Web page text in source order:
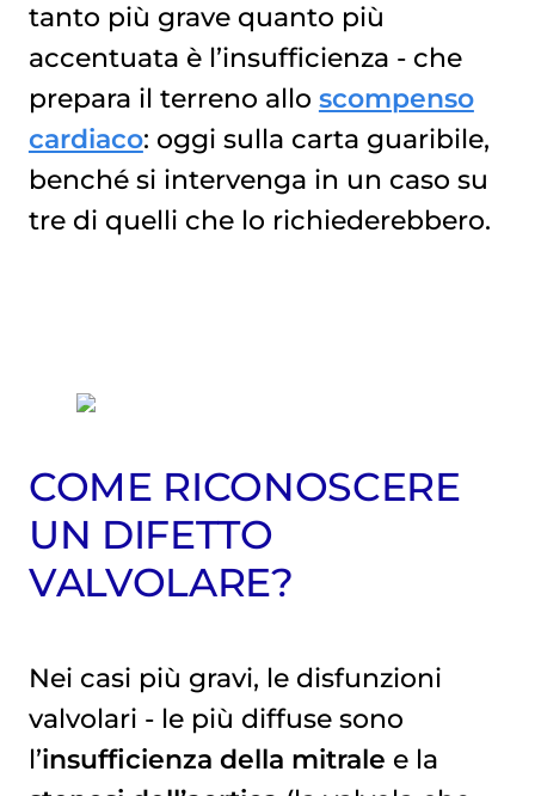
tanto più grave quanto più
accentuata è l’insufficienza - che
prepara il terreno allo scompenso
cardiaco: oggi sulla carta guaribile,
benché si intervenga in un caso su
tre di quelli che lo richiederebbero.
COME RICONOSCERE
UN DIFETTO
VALVOLARE?
Nei casi più gravi, le disfunzioni
valvolari - le più diffuse sono
l’insufficienza della mitrale e la